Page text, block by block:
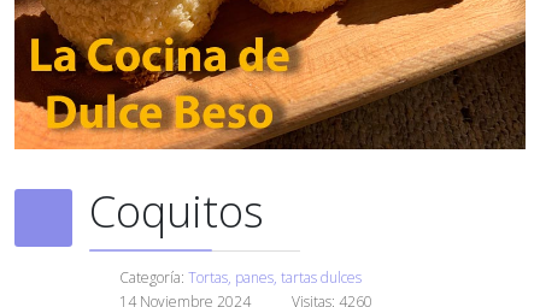
Coquitos
Categoría: Tortas, panes, tartas dulces
14 Noviembre 2024
Visitas: 4260